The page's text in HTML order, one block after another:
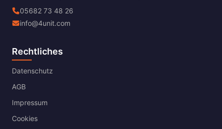
05682 73 48 26
info@4unit.com
Rechtliches
Datenschutz
AGB
Impressum
Cookies